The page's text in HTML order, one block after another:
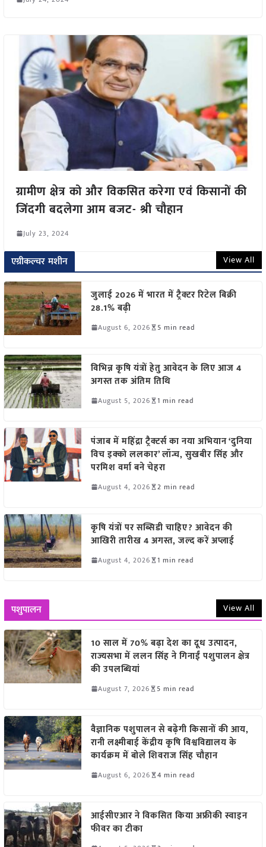
ग्रामीण क्षेत्र को और विकसित करेगा एवं किसानों की
जिंदगी बदलेगा आम बजट- श्री चौहान
July 23, 2024
एग्रीकल्चर मशीन View All
जुलाई 2026 में भारत में ट्रैक्टर रिटेल बिक्री
28.1% बढ़ी
August 6, 2026 5 min read
विभिन्न कृषि यंत्रों हेतु आवेदन के लिए आज 4
अगस्त तक अंतिम तिथि
August 5, 2026 1 min read
पंजाब में महिंद्रा ट्रैक्टर्स का नया अभियान ‘दुनिया
विच इक्को ललकार’ लॉन्च, सुखबीर सिंह और
परमिश वर्मा बने चेहरा
August 4, 2026 2 min read
कृषि यंत्रों पर सब्सिडी चाहिए? आवेदन की
आखिरी तारीख 4 अगस्त, जल्द करें अप्लाई
August 4, 2026 1 min read
पशुपालन View All
10 साल में 70% बढ़ा देश का दूध उत्पादन,
राज्यसभा में ललन सिंह ने गिनाईं पशुपालन क्षेत्र
की उपलब्धियां
August 7, 2026 5 min read
वैज्ञानिक पशुपालन से बढ़ेगी किसानों की आय,
रानी लक्ष्मीबाई केंद्रीय कृषि विश्वविद्यालय के
कार्यक्रम में बोले शिवराज सिंह चौहान
August 6, 2026 4 min read
आईसीएआर ने विकसित किया अफ्रीकी स्वाइन
फीवर का टीका